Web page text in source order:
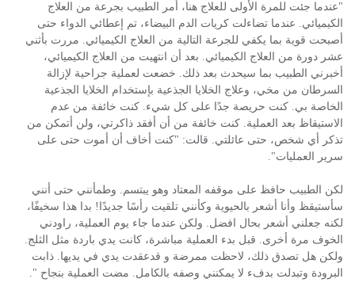
"عندما جئت للمرة الأولى للعلاج هنا، أمر الطبيب بجرعة من العلاج
الكيميائي. عندما تضاءلت كريات الدم البيضاء، تم إعطائي الدواء حتى
أصبحت قوية بما يكفي للجرعة التالية من العلاج الكيميائي. مررت بأثني
عشر دورة من العلاج الكيميائي. بعد أن انتهيت من العلاج الكيميائي،
أخبرني الطبيب بما سيحدث بعد ذلك. خضعت لعملية جراحية لإزالة
السرطان من مخي، وعلاج الخلايا الجذعية بإستخدام الخلايا الجذعية
الخاصة بي. كنت حريصة جدًا على كل شيء. كنت خائفة من عدم
الاستيقاظ بعد العملية. كنت خائفة من أن أفقد ذاكرتي، ولن أتمكن من
تذكر أي شخص، حتى عائلتي. قالت: "كنت أخاف أن أموت حتى على
سرير العمليات".
لكن الطبيب حافظ على موقفه المعتاد وهو يبتسم. وطمأنني حتى أنني
سأستيقظ وأنا أشعر بالحيوية وكأنني تلقيت رأسًا جديدًا! بدا هذا سخيفًا،
لكنه جعلني أشعر بحال افضل. ولكن عندما جاء يوم العملية، راودني
الخوف مرة أخرى. قبل بدء العملية مباشرة، كانت يدي باردة مثل الثلج.
ولكن هل تصدق ذلك، لاحظت ممرضة و قدعقدت يدي في يديها. ذابت
البرودة وتبدلت بدفء لا يمكنني وصفه بالكامل. مضت العملية بنجاح ".